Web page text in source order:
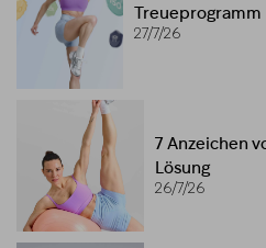
Treueprogramm
27/7/26
7 Anzeichen
Lösung
26/7/26